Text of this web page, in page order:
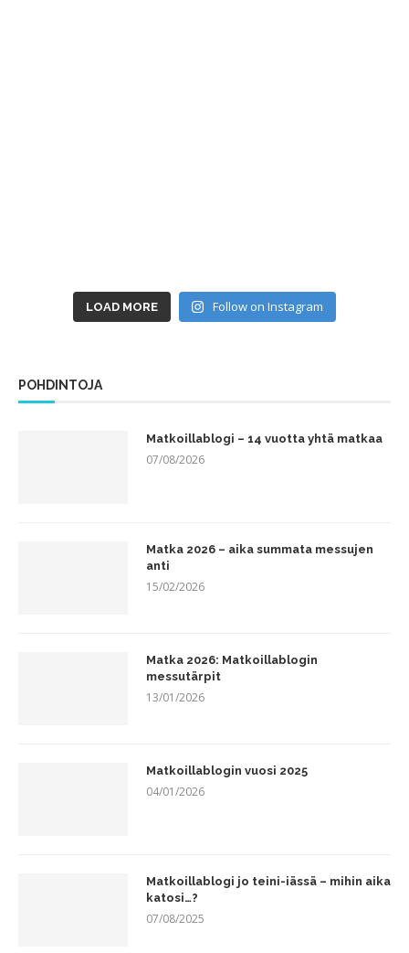
LOAD MORE Follow on Instagram
POHDINTOJA
Matkoillablogi – 14 vuotta yhtä matkaa
07/08/2026
Matka 2026 – aika summata messujen
anti
15/02/2026
Matka 2026: Matkoillablogin
messutärpit
13/01/2026
Matkoillablogin vuosi 2025
04/01/2026
Matkoillablogi jo teini-iässä – mihin aika
katosi…?
07/08/2025